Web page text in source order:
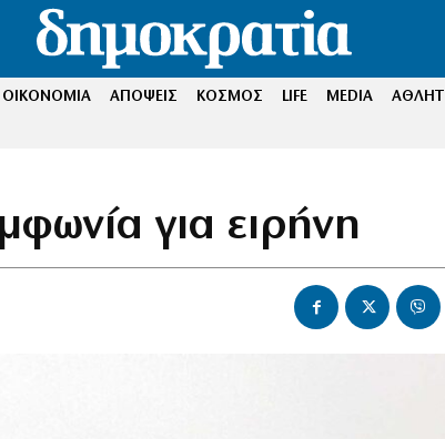
ΟΙΚΟΝΟΜΙΑ ΑΠΟΨΕΙΣ ΚΟΣΜΟΣ LIFE MEDIA
για ειρήνη